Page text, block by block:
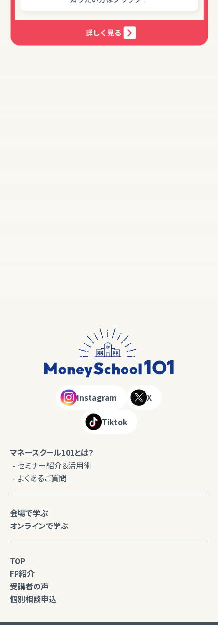
Instagram X
Tiktok
マネースクール101とは？
セミナー紹介＆活用術
よくあるご質問
会場で学ぶ
オンラインで学ぶ
TOP
FP紹介
受講者の声
個別相談申込